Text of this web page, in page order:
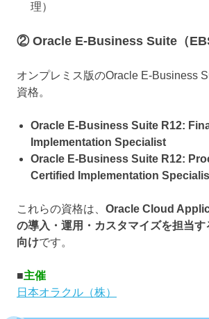
理）
② Oracle E-Business Suite（
オンプレミス版のOracle E-Business
資格。
Oracle E-Business Suite R12:
Implementation Specialist
Oracle E-Business Suite R12:
Certified Implementation
これらの資格は、 Oracle Cloud
の導入・運用・カスタマイズを担当す
向けです。
■主催
日本オラクル（株）